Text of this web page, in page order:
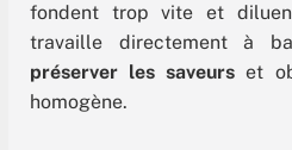
fondent trop vite et
travaille directement à
préserver les saveurs et
homogène.